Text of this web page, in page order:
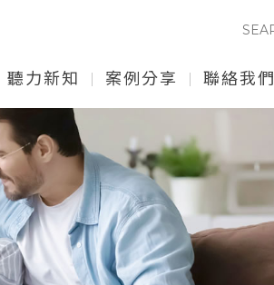
聽力新知 案例分享 聯絡我們